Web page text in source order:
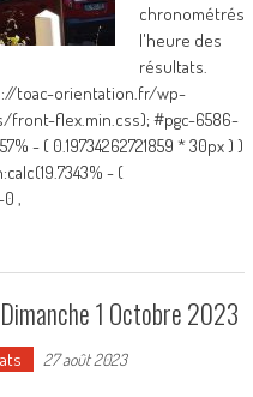
chronométrés
l'heure des
résultats.
toac-orientation.fr/wp-
flex.min.css); #pgc-6586-
- ( 0.19734262721859 * 30px ) )
- (
,
1 Octobre 2023
27 août 2023